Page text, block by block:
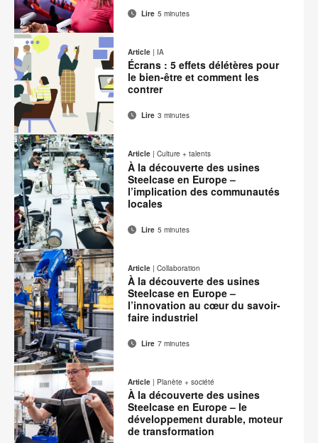
Partager
sur
Facebook
Partager
sur
Twitter
Partager
sur
Pinterest
Partager
sur
LinkedIn
Adresse
de
contact
Imprimer
cette
page
Lire 5 minutes
Partager
sur
Facebook
Partager
sur
Twitter
Partager
sur
Pinterest
Partager
sur
LinkedIn
Adresse
de
contact
Imprimer
cette
page
Article | IA
Écrans : 5 effets délétères pour
le bien-être et comment les
contrer
Lire 3 minutes
Partager
sur
Facebook
Partager
sur
Twitter
Partager
sur
Pinterest
Partager
sur
LinkedIn
Adresse
de
contact
Imprimer
cette
page
Article | Culture + talents
À la découverte des usines
Steelcase en Europe –
l’implication des communautés
locales
Lire 5 minutes
Partager
sur
Facebook
Partager
sur
Twitter
Partager
sur
Pinterest
Partager
sur
LinkedIn
Adresse
de
contact
Imprimer
cette
page
Article | Collaboration
À la découverte des usines
Steelcase en Europe –
l’innovation au cœur du savoir-
faire industriel
Lire 7 minutes
Article | Planète + société
À la découverte des usines
Steelcase en Europe – le
développement durable, moteur
de transformation